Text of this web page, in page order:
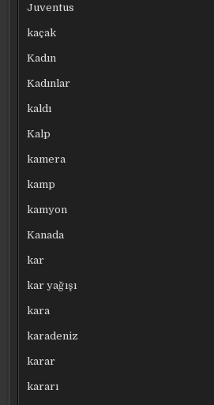
Juventus
kaçak
Kadın
Kadınlar
kaldı
Kalp
kamera
kamp
kamyon
Kanada
kar
kar yağışı
kara
karadeniz
karar
kararı